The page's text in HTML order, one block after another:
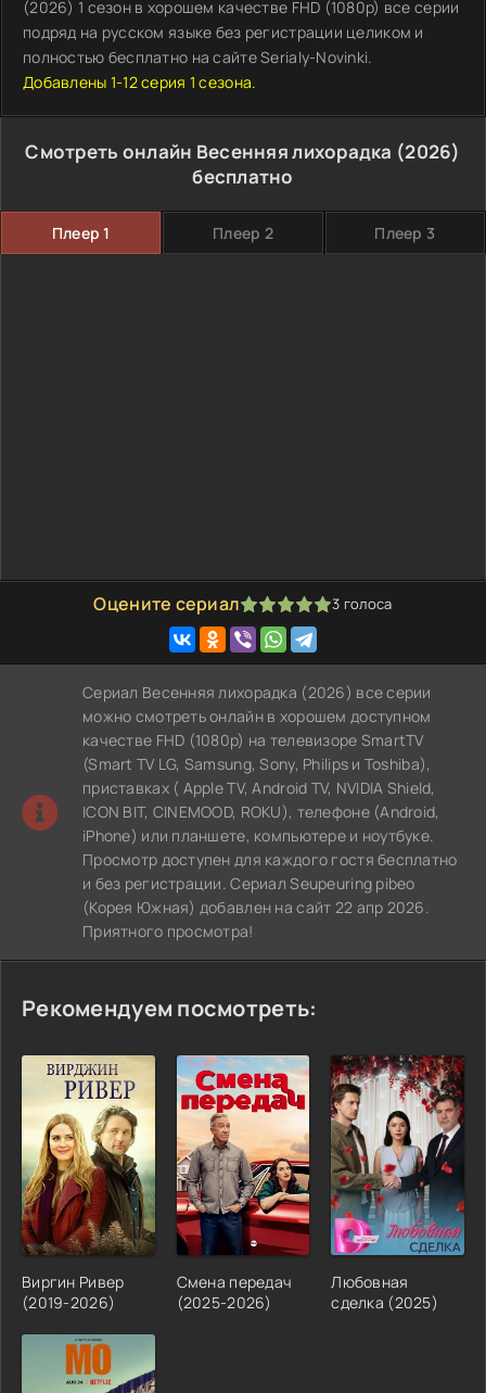
(2026) 1 сезон в хорошем качестве FHD (1080p) все серии
подряд на русском языке без регистрации целиком и
полностью бесплатно на сайте Serialy-Novinki.
Добавлены 1-12 серия 1 сезона.
Смотреть онлайн Весенняя лихорадка (2026)
бесплатно
Плеер 1 Плеер 2 Плеер 3
Оцените сериал
1 2 3 4 5 3 голоса
Сериал Весенняя лихорадка (2026) все серии
можно смотреть онлайн в хорошем доступном
качестве FHD (1080p) на телевизоре SmartTV
(Smart TV LG, Samsung, Sony, Philips и Toshiba),
приставках ( Apple TV, Android TV, NVIDIA Shield,
ICON BIT, CINEMOOD, ROKU), телефоне (Android,
iPhone) или планшете, компьютере и ноутбуке.
Просмотр доступен для каждого гостя бесплатно
и без регистрации. Сериал Seupeuring pibeo
(Корея Южная) добавлен на сайт 22 апр 2026.
Приятного просмотра!
Рекомендуем посмотреть:
Виргин Ривер
(2019-2026)
Смена передач
(2025-2026)
Любовная
сделка (2025)